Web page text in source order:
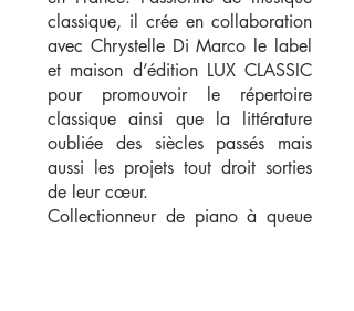
classique, il crée en collaboration
avec Chrystelle Di Marco le label
et maison d’édition LUX CLASSIC
pour promouvoir le répertoire
classique ainsi que la littérature
oubliée des siècles passés mais
aussi les projets tout droit sorties
de leur cœur.
Collectionneur de piano à queue